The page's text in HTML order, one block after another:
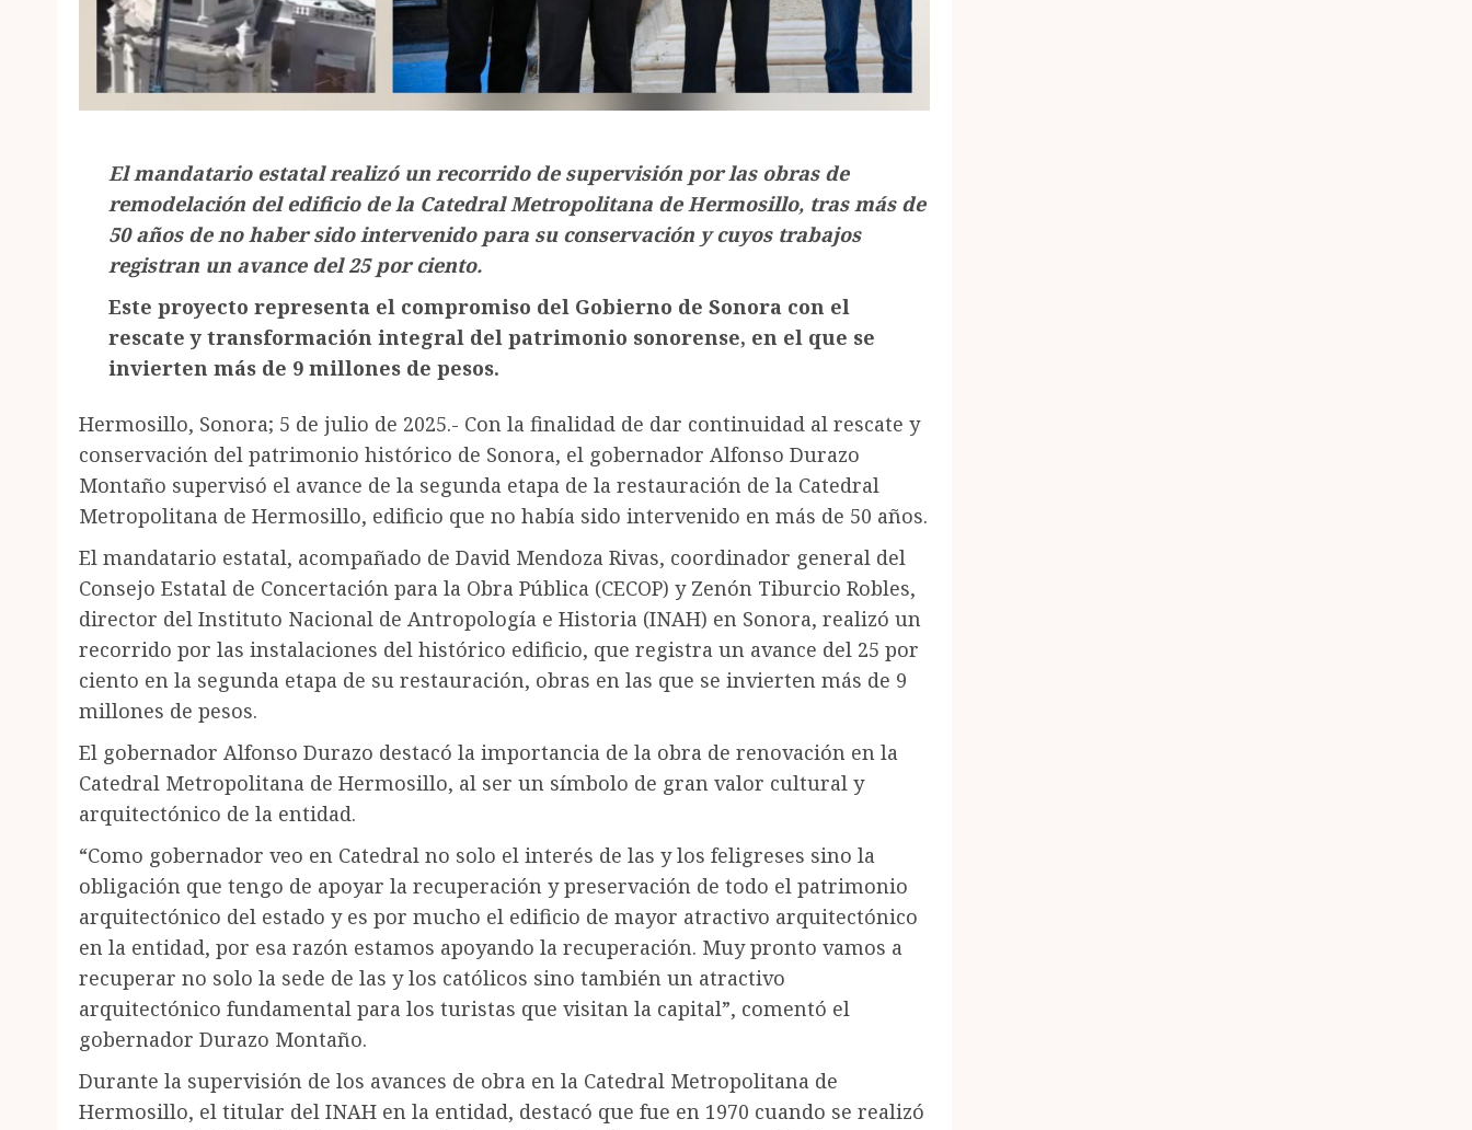
El mandatario estatal realizó un recorrido de supervisión por las obras de
remodelación del edificio de la Catedral Metropolitana de Hermosillo, tras más de
50 años de no haber sido intervenido para su conservación y cuyos trabajos
registran un avance del 25 por ciento.
Este proyecto representa el compromiso del Gobierno de Sonora con el
rescate y transformación integral del patrimonio sonorense, en el que se
invierten más de 9 millones de pesos.
Hermosillo, Sonora; 5 de julio de 2025.- Con la finalidad de dar continuidad al rescate y
conservación del patrimonio histórico de Sonora, el gobernador Alfonso Durazo
Montaño supervisó el avance de la segunda etapa de la restauración de la Catedral
Metropolitana de Hermosillo, edificio que no había sido intervenido en más de 50 años.
El mandatario estatal, acompañado de David Mendoza Rivas, coordinador general del
Consejo Estatal de Concertación para la Obra Pública (CECOP) y Zenón Tiburcio Robles,
director del Instituto Nacional de Antropología e Historia (INAH) en Sonora, realizó un
recorrido por las instalaciones del histórico edificio, que registra un avance del 25 por
ciento en la segunda etapa de su restauración, obras en las que se invierten más de 9
millones de pesos.
El gobernador Alfonso Durazo destacó la importancia de la obra de renovación en la
Catedral Metropolitana de Hermosillo, al ser un símbolo de gran valor cultural y
arquitectónico de la entidad.
“Como gobernador veo en Catedral no solo el interés de las y los feligreses sino la
obligación que tengo de apoyar la recuperación y preservación de todo el patrimonio
arquitectónico del estado y es por mucho el edificio de mayor atractivo arquitectónico
en la entidad, por esa razón estamos apoyando la recuperación. Muy pronto vamos a
recuperar no solo la sede de las y los católicos sino también un atractivo
arquitectónico fundamental para los turistas que visitan la capital”, comentó el
gobernador Durazo Montaño.
Durante la supervisión de los avances de obra en la Catedral Metropolitana de
Hermosillo, el titular del INAH en la entidad, destacó que fue en 1970 cuando se realizó